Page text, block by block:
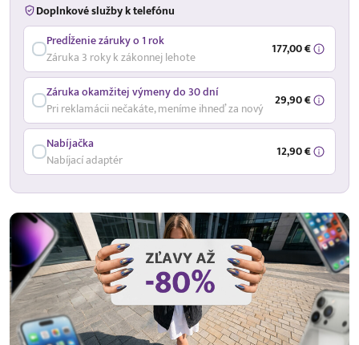
Doplnkové služby k telefónu
Predĺženie záruky o 1 rok
Záruka 3 roky k zákonnej lehote
177,00 €
Záruka okamžitej výmeny do 30 dní
Pri reklamácii nečakáte, meníme ihneď za nový
29,90 €
Nabíjačka
Nabíjací adaptér
12,90 €